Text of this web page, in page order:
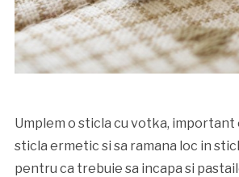
Umplem o sticla cu votka, important
sticla ermetic si sa ramana loc in
pentru ca trebuie sa incapa si